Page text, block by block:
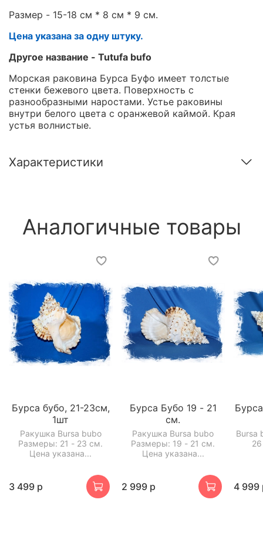
Размер - 15-18 см * 8 см * 9 см.
Цена указана за одну штуку.
Другое название - Tutufa bufo
Морская раковина Бурса Буфо имеет толстые
стенки бежевого цвета. Поверхность с
разнообразными наростами. Устье раковины
внутри белого цвета с оранжевой каймой. Края
устья волнистые.
Характеристики
Аналогичные товары
Бурса бубо, 21-23см,
1шт
Ракушка Bursa bubo
Размеры: 21 - 23 см.
Цена указана...
3 499 р
Бурса Бубо 19 - 21
см.
Ракушка Bursa bubo
Размеры: 19 - 21 см.
Цена указана...
2 999 р
Bursa
4 999